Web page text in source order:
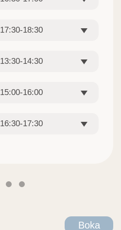
17:30-18:30
13:30-14:30
15:00-16:00
16:30-17:30
Boka